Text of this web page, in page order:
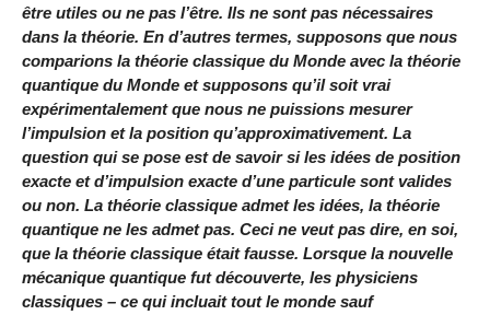
être utiles ou ne pas l’être. Ils ne sont pas nécessaires
dans la théorie. En d’autres termes, supposons que nous
comparions la théorie classique du Monde avec la théorie
quantique du Monde et supposons qu’il soit vrai
expérimentalement que nous ne puissions mesurer
l’impulsion et la position qu’approximativement. La
question qui se pose est de savoir si les idées de position
exacte et d’impulsion exacte d’une particule sont valides
ou non. La théorie classique admet les idées, la théorie
quantique ne les admet pas. Ceci ne veut pas dire, en soi,
que la théorie classique était fausse. Lorsque la nouvelle
mécanique quantique fut découverte, les physiciens
classiques – ce qui incluait tout le monde sauf